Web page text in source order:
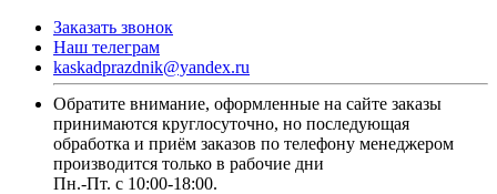
Заказать звонок
Наш телеграм
kaskadprazdnik@yandex.ru
Обратите внимание, оформленные на сайте заказы
принимаются круглосуточно, но последующая
обработка и приём заказов по телефону менеджером
производится только в рабочие дни
Пн.-Пт. с 10:00-18:00.